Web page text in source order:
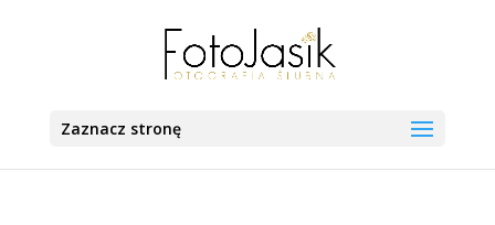
Zaznacz stronę